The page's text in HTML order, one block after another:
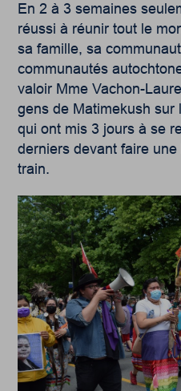
En 2 à 3 semaines
réussi à réunir tout le
sa famille, sa
communautés
valoir Mme Vachon-
gens de Matimekush sur
qui ont mis 3 jours à se
derniers devant faire
train.